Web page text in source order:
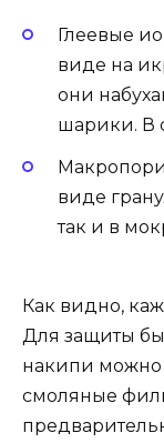
Глеевые
виде на
они
шарики. В
виде
так и в
Как видно,
Для защиты
накипи можно
смоляные